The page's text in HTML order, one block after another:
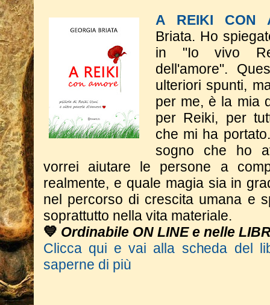
A REIKI CON
Briata. Ho
in "Io vivo
dell'amore".
ulteriori spunti, m
per me, è la mia
per Reiki, per
che mi ha
sogno che ho
vorrei aiutare le persone a
realmente, e quale magia sia in
nel percorso di crescita umana e
soprattutto nella vita materiale.
💙 Ordinabile ON LINE e nelle
Clicca qui e vai alla scheda del
saperne di più